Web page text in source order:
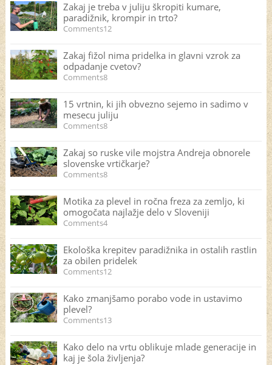
Zakaj je treba v juliju škropiti kumare,
paradižnik, krompir in trto?
Comments12
Zakaj fižol nima pridelka in glavni vzrok za
odpadanje cvetov?
Comments8
15 vrtnin, ki jih obvezno sejemo in sadimo v
mesecu juliju
Comments8
Zakaj so ruske vile mojstra Andreja obnorele
slovenske vrtičkarje?
Comments8
Motika za plevel in ročna freza za zemljo, ki
omogočata najlažje delo v Sloveniji
Comments4
Ekološka krepitev paradižnika in ostalih rastlin
za obilen pridelek
Comments12
Kako zmanjšamo porabo vode in ustavimo
plevel?
Comments13
Kako delo na vrtu oblikuje mlade generacije in
kaj je šola življenja?